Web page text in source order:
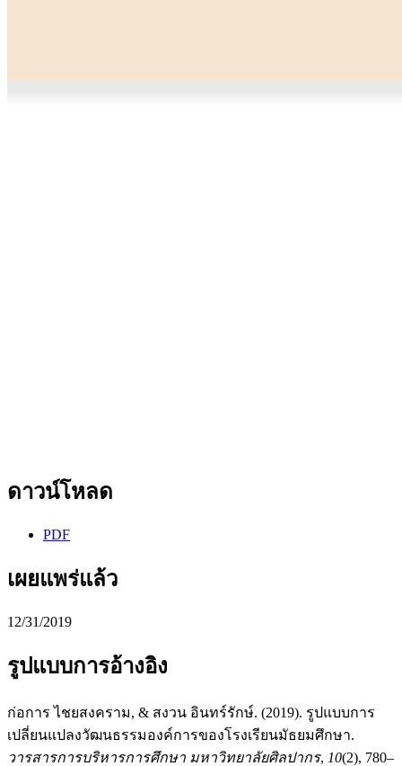
ดาวน์โหลด
PDF
เผยแพร่แล้ว
12/31/2019
รูปแบบการอ้างอิง
ก่อการ ไชยสงคราม, & สงวน อินทร์รักษ์. (2019). รูปแบบการ
เปลี่ยนแปลงวัฒนธรรมองค์การของโรงเรียนมัธยมศึกษา.
วารสารการบริหารการศึกษา มหาวิทยาลัยศิลปากร, 10(2), 780–